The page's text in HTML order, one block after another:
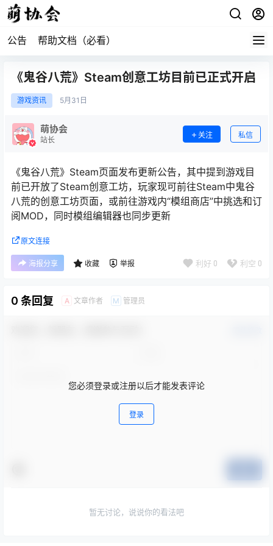
公告 帮助文档（必看）
《鬼谷八荒》Steam创意工坊目前已正式开启
游戏资讯 5月 31日
萌协会
站长
关注 私信
《鬼谷八荒》Steam页面发布更新公告，其中提到游戏目
前已开放了Steam创意工坊，玩家现可前往Steam中鬼谷
八荒的创意工坊页面，或前往游戏内“模组商店”中挑选和订
阅MOD，同时模组编辑器也同步更新
原文连接
海报分享 收藏 举报 利好 0 利空 0
0 条回复 A 文章作者 M 管理员
您必须登录或注册以后才能发表评论
登录
暂无讨论，说说你的看法吧